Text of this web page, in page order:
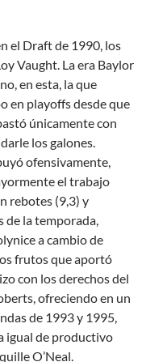
el Draft de 1990, los
Vaught. La era Baylor
en esta, la que
en playoffs desde que
únicamente con
los galones.
ofensivamente,
el trabajo
rebotes (9,3) y
la temporada,
a cambio de
frutos que aportó
con los derechos del
ofreciendo en un
de 1993 y 1995,
igual de productivo
O’Neal.